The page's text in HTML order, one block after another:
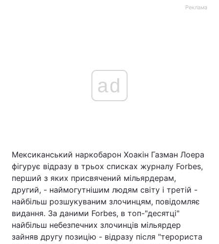
Реклама
ad
Мексиканський наркобарон Хоакін Газман Лоера
фігурує відразу в трьох списках журналу Forbes,
перший з яких присвячений мільярдерам,
другий, - наймогутнішим людям світу і третій -
найбільш розшукуваним злочинцям, повідомляє
видання. За даними Forbes, в топ-"десятці"
найбільш небезпечних злочинців мільярдер
зайняв другу позицію - відразу після "терориста